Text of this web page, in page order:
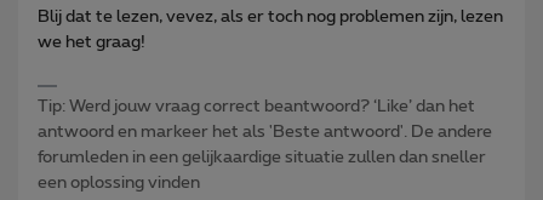
Blij dat te lezen, vevez, als er toch nog problemen zijn, lezen
we het graag!
Tip: Werd jouw vraag correct beantwoord? ‘Like’ dan het
antwoord en markeer het als 'Beste antwoord'. De andere
forumleden in een gelijkaardige situatie zullen dan sneller
een oplossing vinden